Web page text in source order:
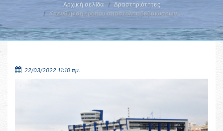
Αρχική σελίδα
Δραστηριότητες
Υπενθύμιση τρόπου αποστολής βεβαιώσεων …
22/03/2022 11:10 πμ.